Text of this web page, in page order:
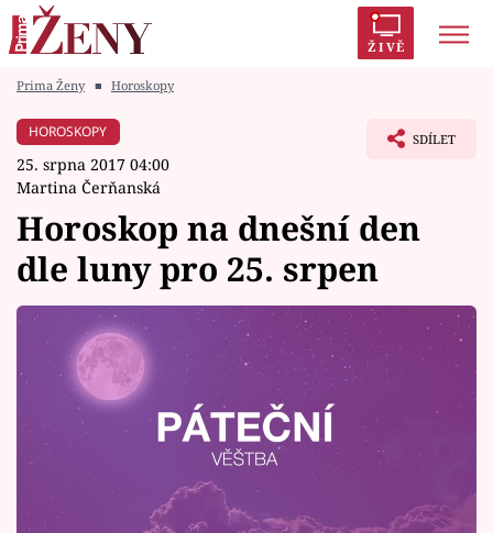
ŽIVĚ
Módní alarm
Témata
Celebrity
Vztahy
Seriály
Horoskopy
Prima Ženy ■ Horoskopy
HOROSKOPY
25. srpna 2017 04:00
Martina Čerňanská
SDÍLET
Horoskop na dnešní den
dle luny pro 25. srpen